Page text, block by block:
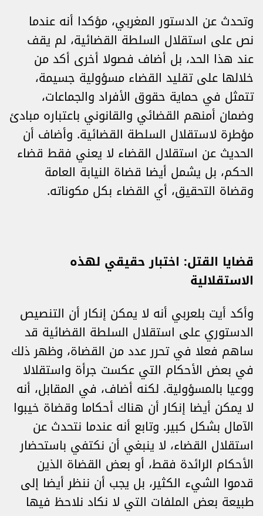
وتحدث عن الدستور المغربي، مؤكدا أنه عندما
نص على استقلال السلطة القضائية، لم يقف
عند هذا الحد، بل أضاف فصولا أخرى أكد من
خلالها على تقليد القضاء مسؤولية جسيمة،
تتمثل في حماية حقوق الأفراد والجماعات،
وضمان أمنهم القضائي والقانوني باعتباره مبادئ
مؤطرة لاستقلال السلطة القضائية. وأضاف أن
الحديث عن استقلال القضاء لا يعني فقط قضاء
الحكم، بل يشمل أيضا قضاة النيابة العامة
وقضاة التحقيق، أي القضاء بكل مكوناته.
قضايا القتل: اختبار حقيقي لهذه
الاستقلالية
وأكد أيت بلعربي أنه لا يمكن إنكار أن التنصيص
الدستوري على استقلال السلطة القضائية قد
ساهم فعلا في تحرر عدد من القضاة، وظهر ذلك
في بعض الأحكام التي عكست جرأة واستقلالا
ووعيا بالمسؤولية. لكنه أضاف، في المقابل، أنه
لا يمكن أيضا إنكار أن هناك أحكاما وقضاة خيبوا
الآمال بشكل كبير. وتابع أنه عندما نتحدث عن
استقلال القضاء، لا ينبغي أن نكتفي باستحضار
الأحكام الرائدة فقط، أو بعض القضاة الذين
قدموا الشيء الكثير، بل يجب أن ننظر أيضا إلى
طبيعة بعض الملفات التي لا نكاد نلاحظ فيها